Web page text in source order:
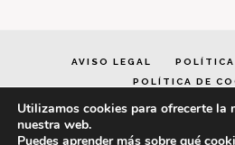
AVISO LEGAL
POLÍTICA
POLÍTICA DE
Utilizamos cookies para ofrecerte la
nuestra web.
Puedes aprender más sobre qué